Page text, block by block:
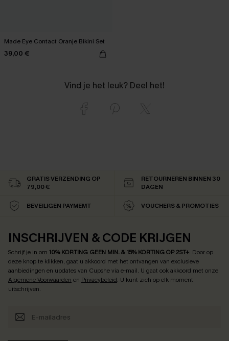
Made Eye Contact Oranje Bikini Set
39,00 €
Vind je het leuk? Deel het!
GRATIS VERZENDING OP
79,00 €
RETOURNEREN BINNEN 30
DAGEN
BEVEILIGEN PAYMEMT VOUCHERS & PROMOTIES
INSCHRIJVEN & CODE KRIJGEN
Schrijf je in om 10% KORTING GEEN MIN. & 15% KORTING OP 2ST+. Door op
deze knop te klikken, gaat u akkoord met het ontvangen van exclusieve
aanbiedingen en updates van Cupshe via e-mail. U gaat ook akkoord met onze
Algemene Voorwaarden en Privacybeleid. U kunt zich op elk moment
uitschrijven.